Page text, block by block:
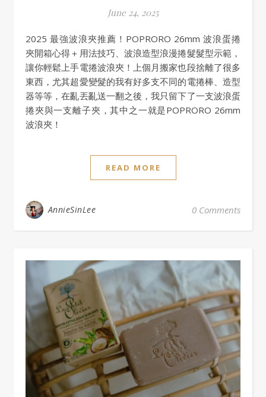
June 24, 2025
2025 最強波浪夾推薦！POPRORO 26mm 波浪蛋捲
夾開箱心得＋用法技巧、波浪造型浪漫捲髮髮型示範，
讓你輕鬆上手電捲波浪夾！上個月搬家也段捨離了很多
東西，尤其超愛變髮的我有好多支不同的電捲棒、造型
器等等，在亂丟亂送一翻之後，我只留下了一支波浪蛋
捲夾與一支離子夾，其中之一就是POPRORO 26mm
波浪夾！
READ MORE
AnnieSinLee 0 Comments